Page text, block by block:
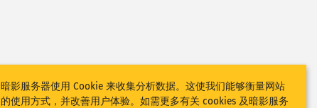
暗影服务器使用 Cookie 来收集分析数据。这使我们能够衡量网站
的使用方式，并改善用户体验。如需更多有关 cookies 及暗影服务